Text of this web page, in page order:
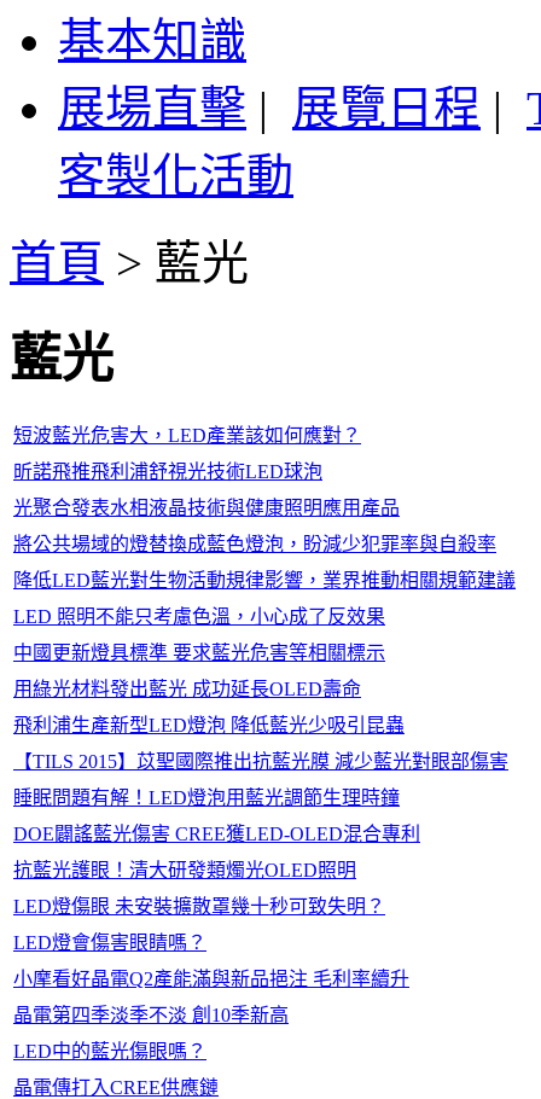
基本知識
展場直擊 | 展覽日程 |
客製化活動
首頁 > 藍光
藍光
短波藍光危害大，LED產業該如何應對？
昕諾飛推飛利浦舒視光技術LED球泡
光聚合發表水相液晶技術與健康照明應用產品
將公共場域的燈替換成藍色燈泡，盼減少犯罪率與自殺率
降低LED藍光對生物活動規律影響，業界推動相關規範建議
LED 照明不能只考慮色溫，小心成了反效果
中國更新燈具標準 要求藍光危害等相關標示
用綠光材料發出藍光 成功延長OLED壽命
飛利浦生產新型LED燈泡 降低藍光少吸引昆蟲
【TILS 2015】苡聖國際推出抗藍光膜 減少藍光對眼部傷害
睡眠問題有解！LED燈泡用藍光調節生理時鐘
DOE闢謠藍光傷害 CREE獲LED-OLED混合專利
抗藍光護眼！清大研發類燭光OLED照明
LED燈傷眼 未安裝擴散罩幾十秒可致失明？
LED燈會傷害眼睛嗎？
小摩看好晶電Q2產能滿與新品挹注 毛利率續升
晶電第四季淡季不淡 創10季新高
LED中的藍光傷眼嗎？
晶電傳打入CREE供應鏈